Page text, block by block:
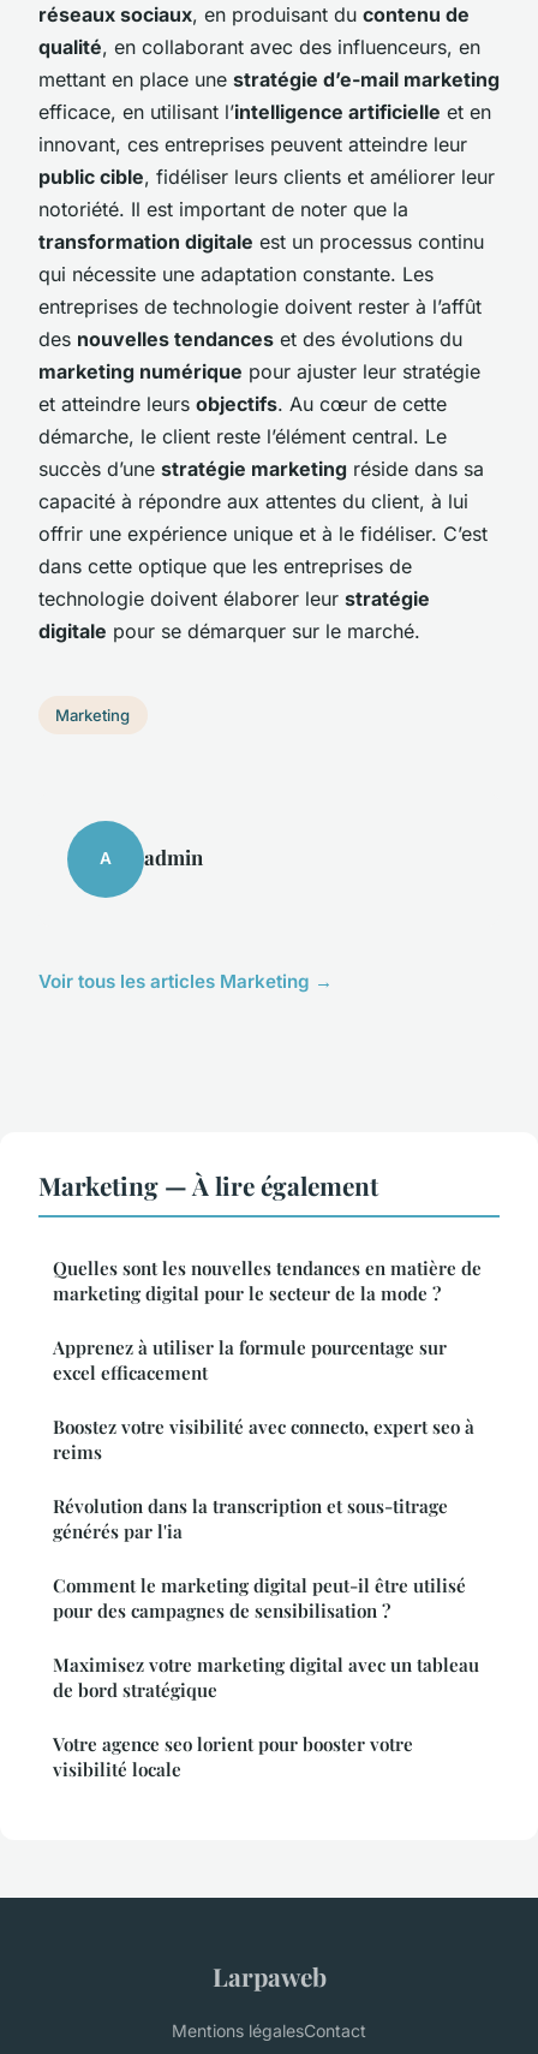
réseaux sociaux, en produisant du contenu de
qualité, en collaborant avec des influenceurs, en
mettant en place une stratégie d’e-mail marketing
efficace, en utilisant l’intelligence artificielle et en
innovant, ces entreprises peuvent atteindre leur
public cible, fidéliser leurs clients et améliorer leur
notoriété. Il est important de noter que la
transformation digitale est un processus continu
qui nécessite une adaptation constante. Les
entreprises de technologie doivent rester à l’affût
des nouvelles tendances et des évolutions du
marketing numérique pour ajuster leur stratégie
et atteindre leurs objectifs. Au cœur de cette
démarche, le client reste l’élément central. Le
succès d’une stratégie marketing réside dans sa
capacité à répondre aux attentes du client, à lui
offrir une expérience unique et à le fidéliser. C’est
dans cette optique que les entreprises de
technologie doivent élaborer leur stratégie
digitale pour se démarquer sur le marché.
Marketing
A admin
Voir tous les articles Marketing →
Marketing — À lire également
Quelles sont les nouvelles tendances en matière de
marketing digital pour le secteur de la mode ?
Apprenez à utiliser la formule pourcentage sur
excel efficacement
Boostez votre visibilité avec connecto, expert seo à
reims
Révolution dans la transcription et sous-titrage
générés par l'ia
Comment le marketing digital peut-il être utilisé
pour des campagnes de sensibilisation ?
Maximisez votre marketing digital avec un tableau
de bord stratégique
Votre agence seo lorient pour booster votre
visibilité locale
Larpaweb
Mentions légalesContact